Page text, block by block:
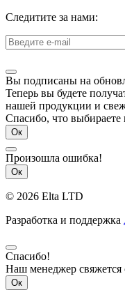
Следитите за нами:
Вы подписаны на
Теперь вы будете
нашей продукции и
Спасибо, что выбираете
Ок
Произошла ошибка!
Ок
© 2026 Elta LTD
Разработка и поддержка
Спасибо!
Наш менеджер
Ок